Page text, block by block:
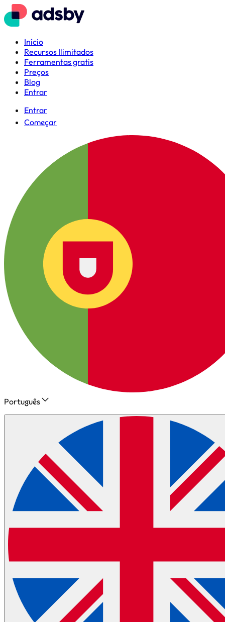
Início
Recursos Ilimitados
Ferramentas gratis
Preços
Blog
Entrar
Entrar
Começar
Português